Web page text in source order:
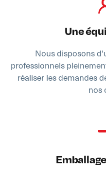
Une
Nous disposons
professionnels
réaliser les demandes
nos